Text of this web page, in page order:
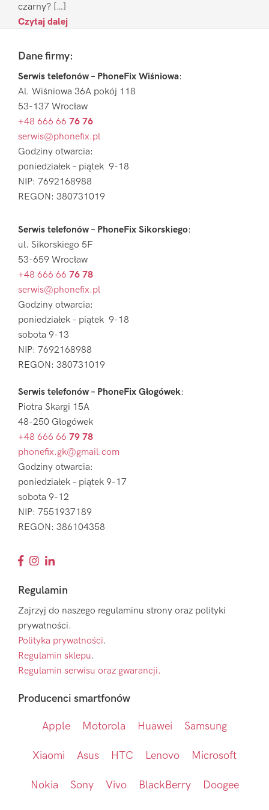
czarny? […]
Czytaj dalej
FooterDane firmy:
Serwis telefonów – PhoneFix Wiśniowa:
Al. Wiśniowa 36A pokój 118
53-137 Wrocław
+48 666 66 76 76
serwis@phonefix.pl
Godziny otwarcia:
poniedziałek – piątek 9-18
NIP: 7692168988
REGON: 380731019
Serwis telefonów – PhoneFix Sikorskiego:
ul. Sikorskiego 5F
53-659 Wrocław
+48 666 66 76 78
serwis@phonefix.pl
Godziny otwarcia:
poniedziałek – piątek 9-18
sobota 9-13
NIP: 7692168988
REGON: 380731019
Serwis telefonów – PhoneFix Głogówek:
Piotra Skargi 15A
48-250 Głogówek
+48 666 66 79 78
phonefix.gk@gmail.com
Godziny otwarcia:
poniedziałek – piątek 9-17
sobota 9-12
NIP: 7551937189
REGON: 386104358
Regulamin
Zajrzyj do naszego regulaminu strony oraz polityki
prywatności.
Polityka prywatności.
Regulamin sklepu.
Regulamin serwisu oraz gwarancji.
Producenci smartfonów
Apple Motorola Huawei Samsung
Xiaomi Asus HTC Lenovo Microsoft
Nokia Sony Vivo BlackBerry Doogee